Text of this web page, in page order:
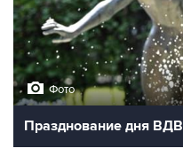
Фото
Празднование дня ВДВ